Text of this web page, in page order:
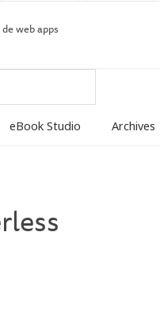
web apps
eBook Studio Archives